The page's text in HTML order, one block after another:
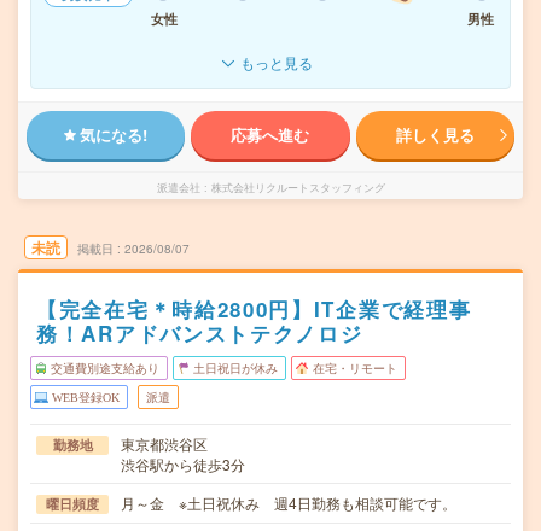
女性
男性
もっと見る
気になる! 応募へ進む 詳しく見る
派遣会社 株式会社リクルートスタッフィング
未読 掲載日 2026/08/07
【完全在宅＊時給2800円】IT企業で経理事
務！ARアドバンストテクノロジ
交通費別途支給あり 土日祝日が休み 在宅・リモート
WEB登録OK 派遣
勤務地
東京都渋谷区
渋谷駅から徒歩3分
曜日頻度 月～金 ※土日祝休み 週4日勤務も相談可能です。